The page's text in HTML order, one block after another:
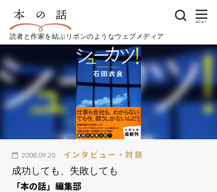
読者と作家を結ぶリボンのようなウェブメディア
メニュー
2008.09.20 インタビュー・対談
成功しても、失敗しても
「本の話」編集部